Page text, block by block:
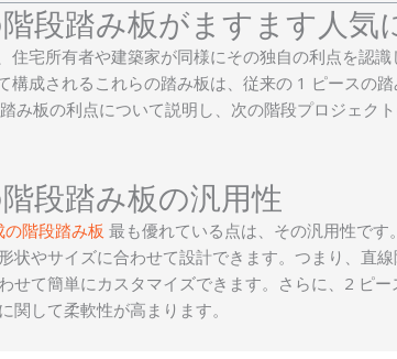
段踏み板がますます人気
住宅所有者や建築家が同様にその独自の利点を認
構成されるこれらの踏み板は、従来の 1 ピースの
み板の利点について説明し、次の階段プロジェク
段踏み板の汎用性
階段踏み板 最も優れている点は、その汎用性です
状やサイズに合わせて設計できます。つまり、直
せて簡単にカスタマイズできます。さらに、2 ピ
して柔軟性が高まります。